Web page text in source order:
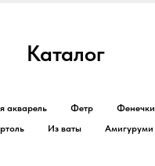
Каталог
акварель Фетр Фенечки
Из ваты Амигуруми